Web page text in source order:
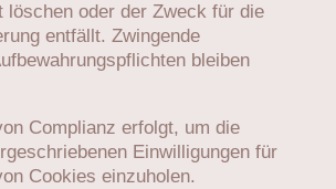
löschen oder der Zweck für die
entfällt. Zwingende
bleiben
Complianz erfolgt, um die
Einwilligungen für
Cookies einzuholen.